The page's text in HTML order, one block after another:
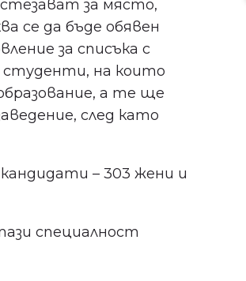
за място,
се да бъде обявен
за списъка с
студенти, на които
а те ще
след като
– 303 жени и
специалност